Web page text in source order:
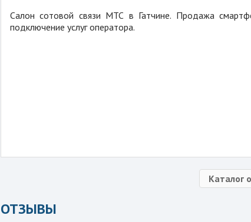
Салон сотовой связи МТС в Гатчине. Продажа
подключение услуг оператора.
Каталог
ОТЗЫВЫ